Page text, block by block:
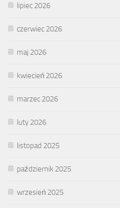
lipiec 2026
czerwiec 2026
maj 2026
kwiecień 2026
marzec 2026
luty 2026
listopad 2025
październik 2025
wrzesień 2025